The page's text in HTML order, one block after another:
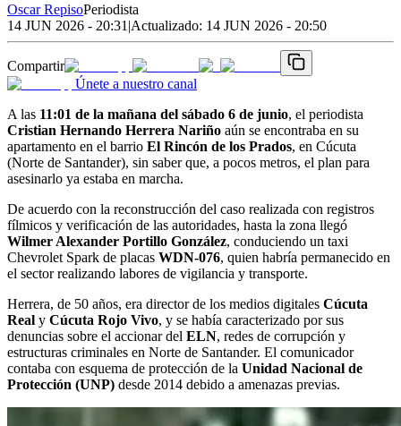
Oscar RepisoPeriodista
14 JUN 2026 - 20:31 |Actualizado: 14 JUN 2026 - 20:50
Compartir
Únete a nuestro canal
A las 11:01 de la mañana del sábado 6 de junio, el periodista
Cristian Hernando Herrera Nariño aún se encontraba en su
apartamento en el barrio El Rincón de los Prados, en Cúcuta
(Norte de Santander), sin saber que, a pocos metros, el plan para
asesinarlo ya estaba en marcha.
De acuerdo con la reconstrucción del caso realizada con registros
fílmicos y verificación de las autoridades, hasta la zona llegó
Wilmer Alexander Portillo González, conduciendo un taxi
Chevrolet Spark de placas WDN-076, quien habría permanecido en
el sector realizando labores de vigilancia y transporte.
Herrera, de 50 años, era director de los medios digitales Cúcuta
Real y Cúcuta Rojo Vivo, y se había caracterizado por sus
denuncias sobre el accionar del ELN, redes de corrupción y
estructuras criminales en Norte de Santander. El comunicador
contaba con esquema de protección de la Unidad Nacional de
Protección (UNP) desde 2014 debido a amenazas previas.